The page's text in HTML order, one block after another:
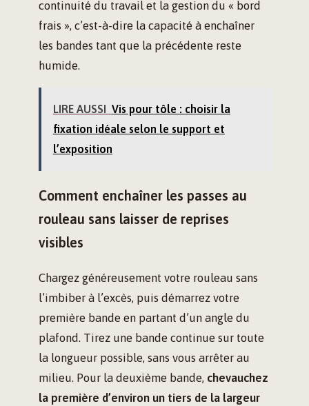
continuité du travail et la gestion du « bord
frais », c’est-à-dire la capacité à enchaîner
les bandes tant que la précédente reste
humide.
LIRE AUSSI Vis pour tôle : choisir la
fixation idéale selon le support et
l’exposition
Comment enchaîner les passes au
rouleau sans laisser de reprises
visibles
Chargez généreusement votre rouleau sans
l’imbiber à l’excès, puis démarrez votre
première bande en partant d’un angle du
plafond. Tirez une bande continue sur toute
la longueur possible, sans vous arrêter au
milieu. Pour la deuxième bande, chevauchez
la première d’environ un tiers de la largeur